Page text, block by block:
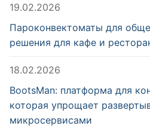
19.02.2026
Пароконвектоматы для
решения для кафе и
18.02.2026
BootsMan: платформа для
которая упрощает
микросервисами